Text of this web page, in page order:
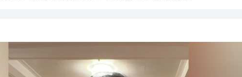
破裂即將臨盆 正遇晚高峰 情況危急 鐵騎交警一路開道護送